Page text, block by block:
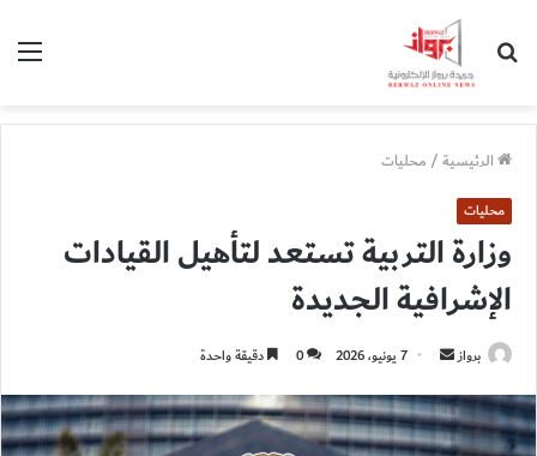
الرئيسية/محليات
محليات
وزارة التربية تستعد لتأهيل القيادات
الإشرافية الجديدة
برواز
أرسل
إلكترونيا
7 يونيو، 2026 0 دقيقة واحدة